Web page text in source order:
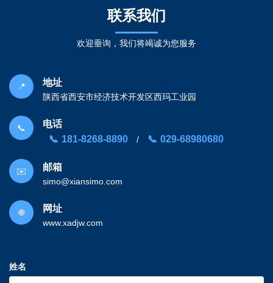
联系我们
欢迎垂询，我们将竭诚为您服务
📍 地址
陕西省西安市经济技术开发区西玛工业园
📞 电话
181-8268-8890 / 029-68980680
✉️ 邮箱
simo@xiansimo.com
🌐 网址
www.xadjw.com
姓名